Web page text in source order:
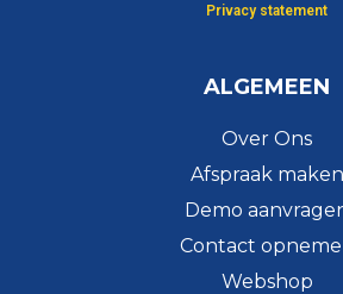
Privacy statement
ALGEMEEN
Over Ons
Afspraak maken
Demo
Contact
Webshop